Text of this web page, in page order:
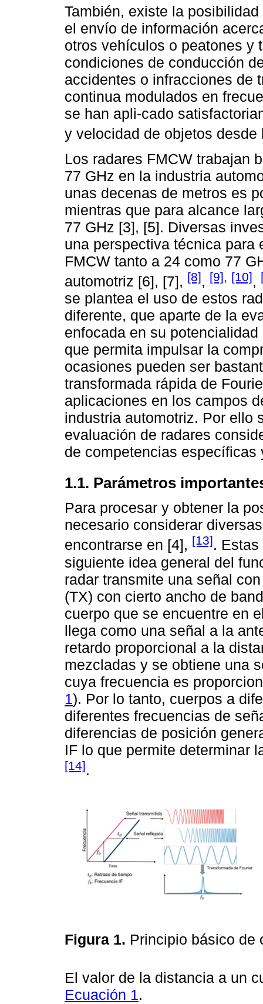
También, existe la
el envío de información
otros vehículos o peatones y
condiciones de conducción
accidentes o infracciones de
continua modulados en
se han apli-cado
y velocidad de objetos
Los radares FMCW trabajan
77 GHz en la industria
unas decenas de metros es
mientras que para alcance
77 GHz [3], [5]. Diversas
una perspectiva técnica para
FMCW tanto a 24 como 77
automotriz [6], [7], [8], [9], [10],
se plantea el uso de estos
diferente, que aparte de la
enfocada en su
que permita impulsar la
ocasiones pueden ser
transformada rápida de
aplicaciones en los campos
industria automotriz. Por ello
evaluación de radares
de competencias
1.1. Parámetros
Para procesar y obtener la
necesario considerar
encontrarse en [4], [13].
siguiente idea general del
radar transmite una señal
(TX) con cierto ancho de
cuerpo que se encuentre en
llega como una señal a la
retardo proporcional a la
mezcladas y se obtiene una
cuya frecuencia es
1). Por lo tanto, cuerpos a
diferentes frecuencias de
diferencias de posición
IF lo que permite determinar
[14].
Figura 1. Principio básico de
El valor de la distancia a un
Ecuación 1.